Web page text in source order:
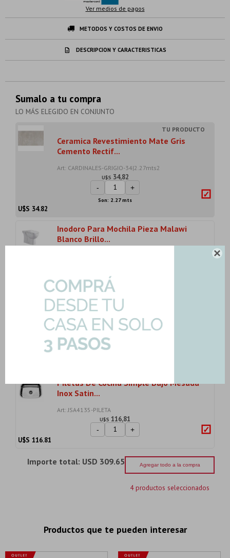

Ver medios de pagos
METODOS Y COSTOS DE ENVIO
DESCRIPCION Y CARACTERISTICAS
Sumalo a tu compra
LO MÁS ELEGIDO EN CONJUNTO
Ceramica Revestimiento Mate Gris
Cemento Rectif...
Art: CARDINALES-GRIGIO-34|2.27mts2
U$S 34,82
- +
Son: 2.27 mts
U$S 34.82
Inodoro Para Mochila Pieza Malawi
Blanco Brillo...
117.60
Deposito Mochila Doble Descarga
Malawi Blanco L...
Art: HG-XFH041S-MOCH
U$S
-
Piletas De Cocina Simple Bajo Mesada
Inox Satin...
Art: JSA4135-PILETA
U$S 116,81
- +
U$S 116.81
Importe total: USD 309.65 Agregar todo a la compra
4 productos seleccionados
Productos que te pueden interesar